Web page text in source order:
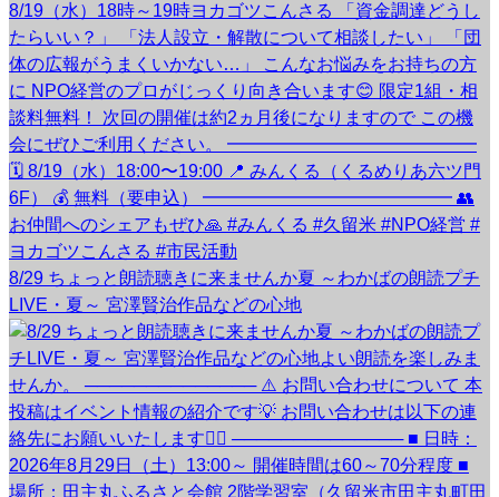
8/29 ちょっと朗読聴きに来ませんか夏 ～わかばの朗読プチ
LIVE・夏～ 宮澤賢治作品などの心地